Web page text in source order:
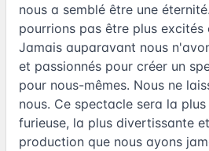
nous a semblé être une
pourrions pas être plus excités
Jamais auparavant nous
et passionnés pour créer un
pour nous-mêmes. Nous ne
nous. Ce spectacle sera la
furieuse, la plus divertissante
production que nous ayons